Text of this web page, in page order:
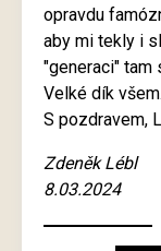
opravdu
aby mi tekly i
"generaci" tam
Velké dík všem.
S pozdravem,
Zdeněk Lébl
8.03.2024